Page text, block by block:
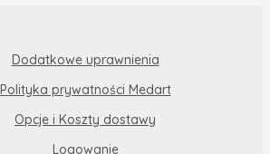
Dodatkowe uprawnienia
Polityka prywatności Medart
Opcje i Koszty dostawy
Logowanie